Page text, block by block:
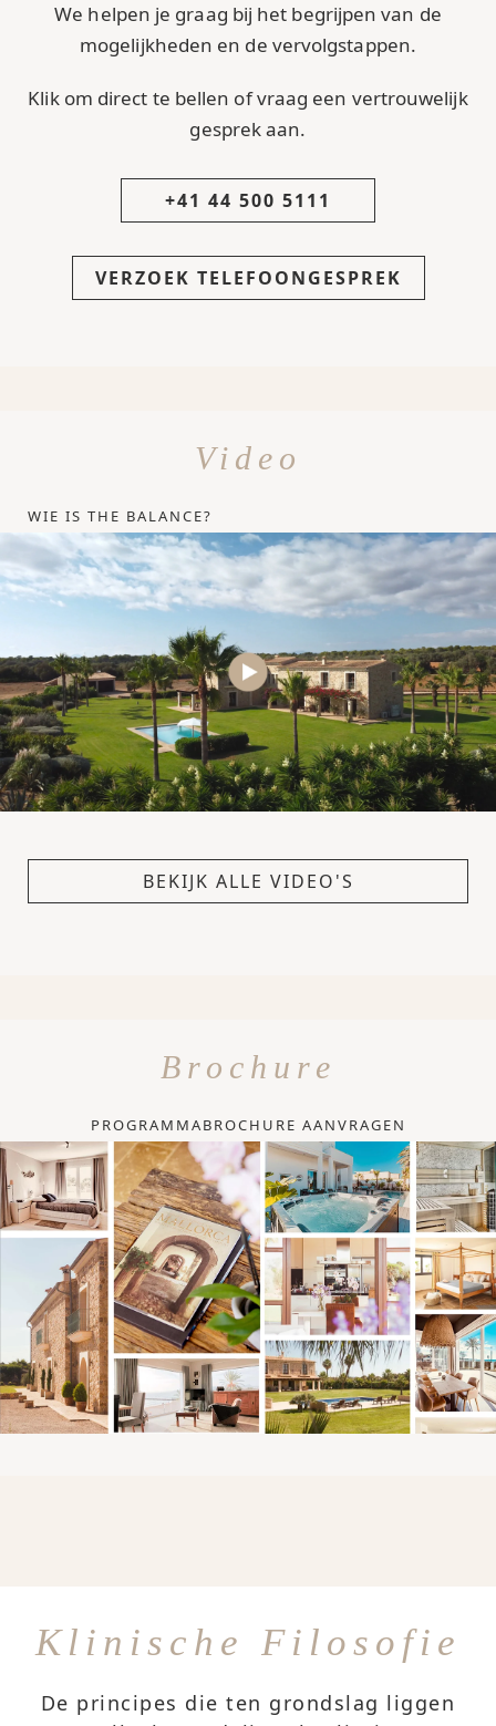
We helpen je graag bij het begrijpen van de
mogelijkheden en de vervolgstappen.
Klik om direct te bellen of vraag een vertrouwelijk
gesprek aan.
+41 44 500 5111
VERZOEK TELEFOONGESPREK
Video
WIE IS THE BALANCE?
BEKIJK ALLE VIDEO'S
Brochure
PROGRAMMABROCHURE AANVRAGEN
Klinische Filosofie
De principes die ten grondslag liggen